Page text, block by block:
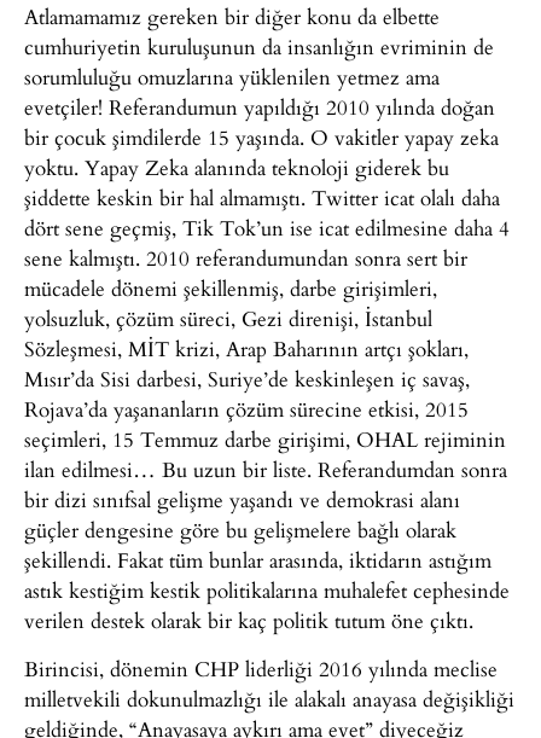
Atlamamamız gereken bir diğer konu da elbette
cumhuriyetin kuruluşunun da insanlığın evriminin de
sorumluluğu omuzlarına yüklenilen yetmez ama
evetçiler! Referandumun yapıldığı 2010 yılında doğan
bir çocuk şimdilerde 15 yaşında. O vakitler yapay zeka
yoktu. Yapay Zeka alanında teknoloji giderek bu
şiddette keskin bir hal almamıştı. Twitter icat olalı daha
dört sene geçmiş, Tik Tok’un ise icat edilmesine daha 4
sene kalmıştı. 2010 referandumundan sonra sert bir
mücadele dönemi şekillenmiş, darbe girişimleri,
yolsuzluk, çözüm süreci, Gezi direnişi, İstanbul
Sözleşmesi, MİT krizi, Arap Baharının artçı şokları,
Mısır’da Sisi darbesi, Suriye’de keskinleşen iç savaş,
Rojava’da yaşananların çözüm sürecine etkisi, 2015
seçimleri, 15 Temmuz darbe girişimi, OHAL rejiminin
ilan edilmesi… Bu uzun bir liste. Referandumdan sonra
bir dizi sınıfsal gelişme yaşandı ve demokrasi alanı
güçler dengesine göre bu gelişmelere bağlı olarak
şekillendi. Fakat tüm bunlar arasında, iktidarın astığım
astık kestiğim kestik politikalarına muhalefet cephesinde
verilen destek olarak bir kaç politik tutum öne çıktı.
Birincisi, dönemin CHP liderliği 2016 yılında meclise
milletvekili dokunulmazlığı ile alakalı anayasa değişikliği
geldiğinde, “Anayasaya aykırı ama evet” diyeceğiz